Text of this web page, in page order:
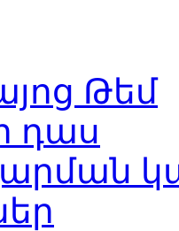
Թեմ
դաս